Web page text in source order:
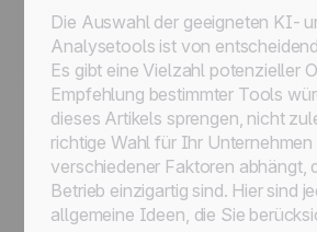
Die Auswahl der geeigneten KI-
Analysetools ist von
Es gibt eine Vielzahl potenzieller
Empfehlung bestimmter Tools
dieses Artikels sprengen, nicht
richtige Wahl für Ihr
verschiedener Faktoren abhängt,
Betrieb einzigartig sind. Hier sind
allgemeine Ideen, die Sie